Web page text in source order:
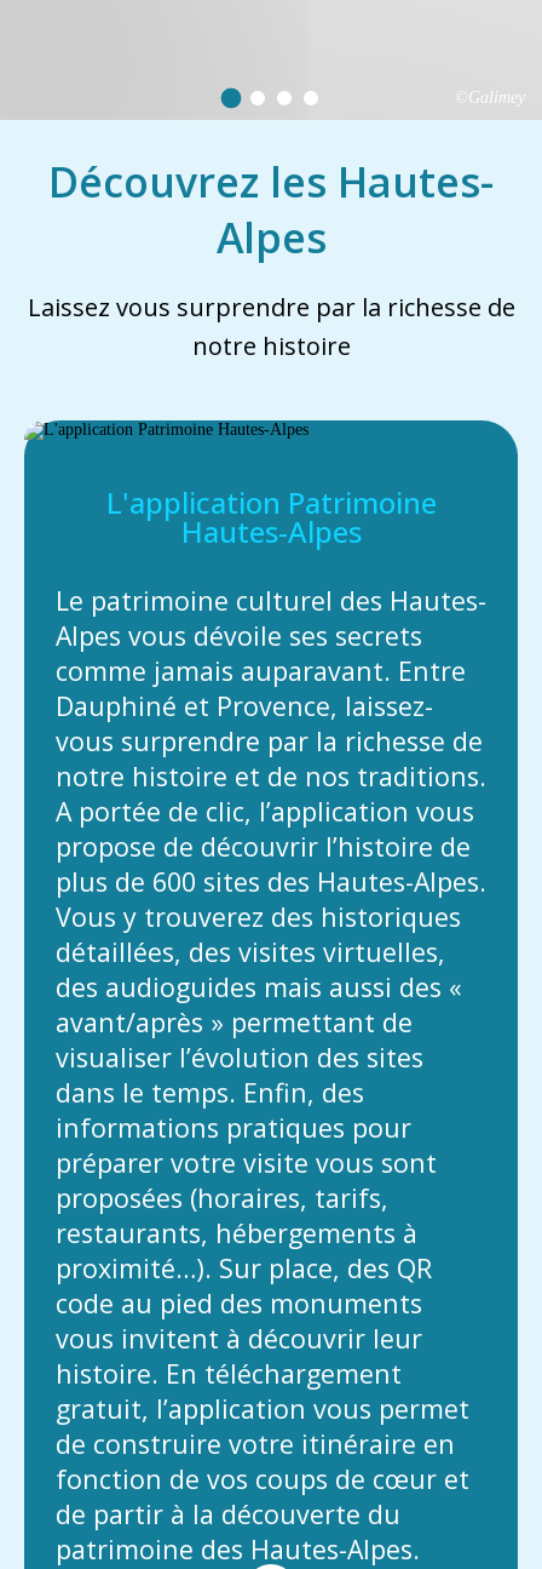
©Galimey
Découvrez les Hautes-
Alpes
Laissez vous surprendre par la richesse de
notre histoire
L'application Patrimoine
Hautes-Alpes
Le patrimoine culturel des Hautes-
Alpes vous dévoile ses secrets
comme jamais auparavant. Entre
Dauphiné et Provence, laissez-
vous surprendre par la richesse de
notre histoire et de nos traditions.
A portée de clic, l’application vous
propose de découvrir l’histoire de
plus de 600 sites des Hautes-Alpes.
Vous y trouverez des historiques
détaillées, des visites virtuelles,
des audioguides mais aussi des «
avant/après » permettant de
visualiser l’évolution des sites
dans le temps. Enfin, des
informations pratiques pour
préparer votre visite vous sont
proposées (horaires, tarifs,
restaurants, hébergements à
proximité…). Sur place, des QR
code au pied des monuments
vous invitent à découvrir leur
histoire. En téléchargement
gratuit, l’application vous permet
de construire votre itinéraire en
fonction de vos coups de cœur et
de partir à la découverte du
patrimoine des Hautes-Alpes.